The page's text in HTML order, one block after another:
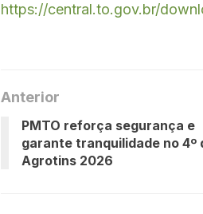
https://central.to.gov.br/
Anterior
PMTO reforça segurança e
garante tranquilidade no 4º
Agrotins 2026